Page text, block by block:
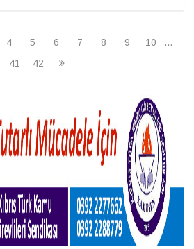
4 5 6 7 8 9 10
...
41
42